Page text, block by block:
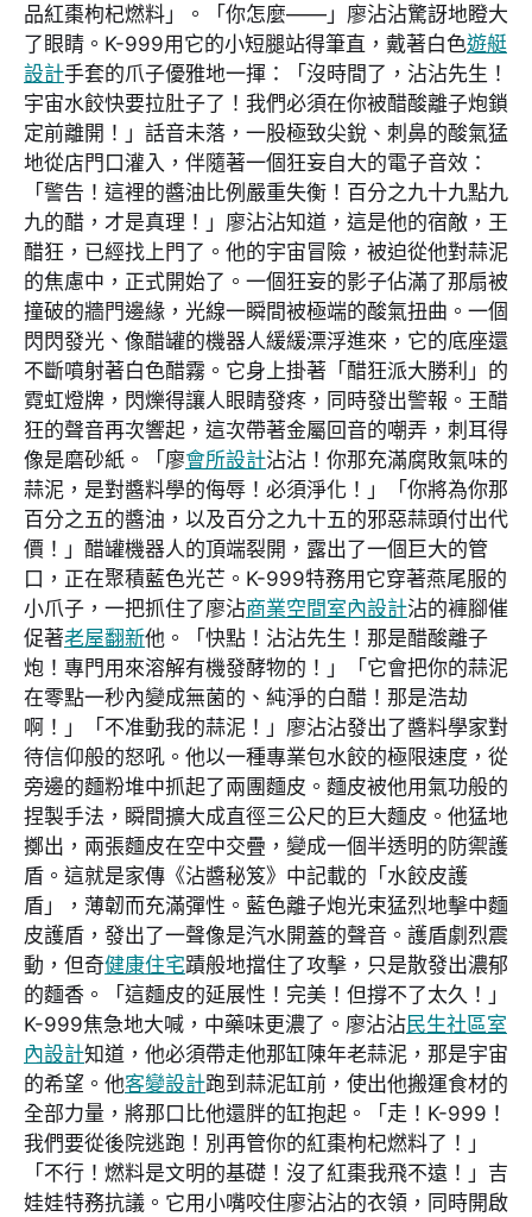
品紅棗枸杞燃料」。「你怎麼——」廖沾沾驚訝地瞪大
了眼睛。K-999用它的小短腿站得筆直，戴著白色遊艇
設計手套的爪子優雅地一揮：「沒時間了，沾沾先生！
宇宙水餃快要拉肚子了！我們必須在你被醋酸離子炮鎖
定前離開！」話音未落，一股極致尖銳、刺鼻的酸氣猛
地從店門口灌入，伴隨著一個狂妄自大的電子音效：
「警告！這裡的醬油比例嚴重失衡！百分之九十九點九
九的醋，才是真理！」廖沾沾知道，這是他的宿敵，王
醋狂，已經找上門了。他的宇宙冒險，被迫從他對蒜泥
的焦慮中，正式開始了。一個狂妄的影子佔滿了那扇被
撞破的牆門邊緣，光線一瞬間被極端的酸氣扭曲。一個
閃閃發光、像醋罐的機器人緩緩漂浮進來，它的底座還
不斷噴射著白色醋霧。它身上掛著「醋狂派大勝利」的
霓虹燈牌，閃爍得讓人眼睛發疼，同時發出警報。王醋
狂的聲音再次響起，這次帶著金屬回音的嘲弄，刺耳得
像是磨砂紙。「廖會所設計沾沾！你那充滿腐敗氣味的
蒜泥，是對醬料學的侮辱！必須淨化！」「你將為你那
百分之五的醬油，以及百分之九十五的邪惡蒜頭付出代
價！」醋罐機器人的頂端裂開，露出了一個巨大的管
口，正在聚積藍色光芒。K-999特務用它穿著燕尾服的
小爪子，一把抓住了廖沾商業空間室內設計沾的褲腳催
促著老屋翻新他。「快點！沾沾先生！那是醋酸離子
炮！專門用來溶解有機發酵物的！」「它會把你的蒜泥
在零點一秒內變成無菌的、純淨的白醋！那是浩劫
啊！」「不准動我的蒜泥！」廖沾沾發出了醬料學家對
待信仰般的怒吼。他以一種專業包水餃的極限速度，從
旁邊的麵粉堆中抓起了兩團麵皮。麵皮被他用氣功般的
捏製手法，瞬間擴大成直徑三公尺的巨大麵皮。他猛地
擲出，兩張麵皮在空中交疊，變成一個半透明的防禦護
盾。這就是家傳《沾醬秘笈》中記載的「水餃皮護
盾」，薄韌而充滿彈性。藍色離子炮光束猛烈地擊中麵
皮護盾，發出了一聲像是汽水開蓋的聲音。護盾劇烈震
動，但奇健康住宅蹟般地擋住了攻擊，只是散發出濃郁
的麵香。「這麵皮的延展性！完美！但撐不了太久！」
K-999焦急地大喊，中藥味更濃了。廖沾沾民生社區室
內設計知道，他必須帶走他那缸陳年老蒜泥，那是宇宙
的希望。他客變設計跑到蒜泥缸前，使出他搬運食材的
全部力量，將那口比他還胖的缸抱起。「走！K-999！
我們要從後院逃跑！別再管你的紅棗枸杞燃料了！」
「不行！燃料是文明的基礎！沒了紅棗我飛不遠！」吉
娃娃特務抗議。它用小嘴咬住廖沾沾的衣領，同時開啟